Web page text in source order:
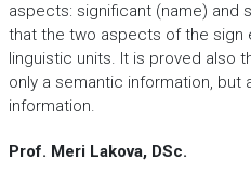
aspects: significant (name) and
that the two aspects of the sign
linguistic units. It is proved also
only a semantic information, but
information.
Prof. Meri Lakova, DSc.